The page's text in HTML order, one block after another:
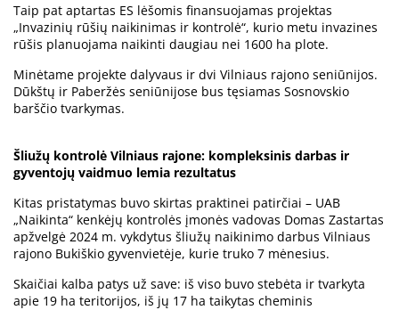
Taip pat aptartas ES lėšomis finansuojamas projektas
„Invazinių rūšių naikinimas ir kontrolė“, kurio metu invazines
rūšis planuojama naikinti daugiau nei 1600 ha plote.
Minėtame projekte dalyvaus ir dvi Vilniaus rajono seniūnijos.
Dūkštų ir Paberžės seniūnijose bus tęsiamas Sosnovskio
barščio tvarkymas.
Šliužų kontrolė Vilniaus rajone: kompleksinis darbas ir
gyventojų vaidmuo lemia rezultatus
Kitas pristatymas buvo skirtas praktinei patirčiai – UAB
„Naikinta“ kenkėjų kontrolės įmonės vadovas Domas Zastartas
apžvelgė 2024 m. vykdytus šliužų naikinimo darbus Vilniaus
rajono Bukiškio gyvenvietėje, kurie truko 7 mėnesius.
Skaičiai kalba patys už save: iš viso buvo stebėta ir tvarkyta
apie 19 ha teritorijos, iš jų 17 ha taikytas cheminis